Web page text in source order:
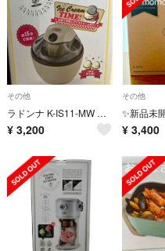
その他
ラドンナ K-IS11-MW アイスクリームメーカー Toffy ミルキーホワイ
¥ 3,200
その他
¥ 3,400